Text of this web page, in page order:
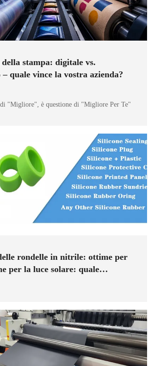
stampa: digitale vs.
– quale vince la vostra azienda?
di "Migliore", è questione di "Migliore Per Te"
rondelle in nitrile: ottime per
per la luce solare: quale